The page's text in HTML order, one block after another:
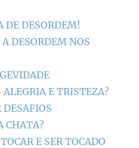
DE DESORDEM!
DESORDEM NOS
E TRISTEZA?
DESAFIOS
CHATA?
E SER TOCADO